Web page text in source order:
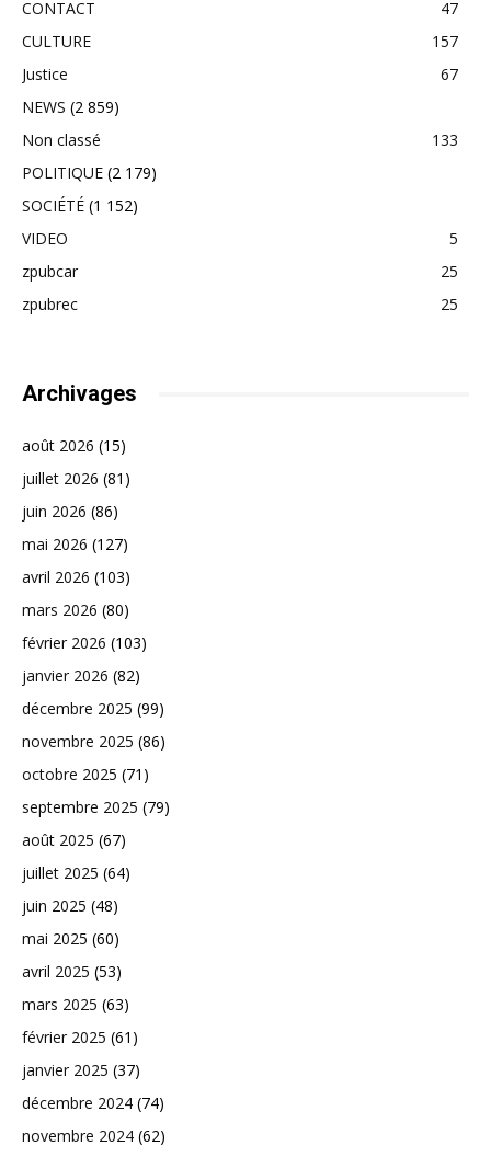
CONTACT
47
CULTURE
157
Justice
67
NEWS (2 859)
Non classé
133
POLITIQUE (2 179)
SOCIÉTÉ (1 152)
VIDEO
5
zpubcar
25
zpubrec
25
Archivages
août 2026 (15)
juillet 2026 (81)
juin 2026 (86)
mai 2026 (127)
avril 2026 (103)
mars 2026 (80)
février 2026 (103)
janvier 2026 (82)
décembre 2025 (99)
novembre 2025 (86)
octobre 2025 (71)
septembre 2025 (79)
août 2025 (67)
juillet 2025 (64)
juin 2025 (48)
mai 2025 (60)
avril 2025 (53)
mars 2025 (63)
février 2025 (61)
janvier 2025 (37)
décembre 2024 (74)
novembre 2024 (62)